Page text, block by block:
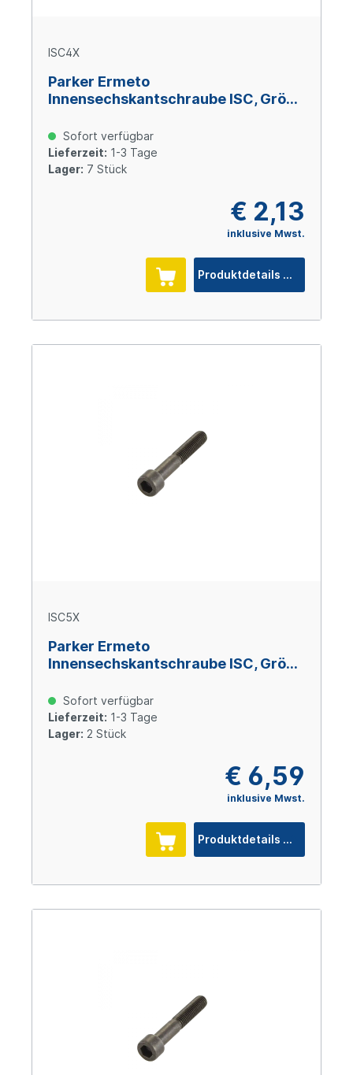
ISC4X
Parker Ermeto
Innensechskantschraube ISC, Größe
freiSofort verfügbar
Lieferzeit: 1-3 Tage
Lager: 7 Stück
€ 2,13
inklusive Mwst.
Produktdetails
ISC5X
Parker Ermeto
Innensechskantschraube ISC, Größe
freiSofort verfügbar
Lieferzeit: 1-3 Tage
Lager: 2 Stück
€ 6,59
inklusive Mwst.
Produktdetails